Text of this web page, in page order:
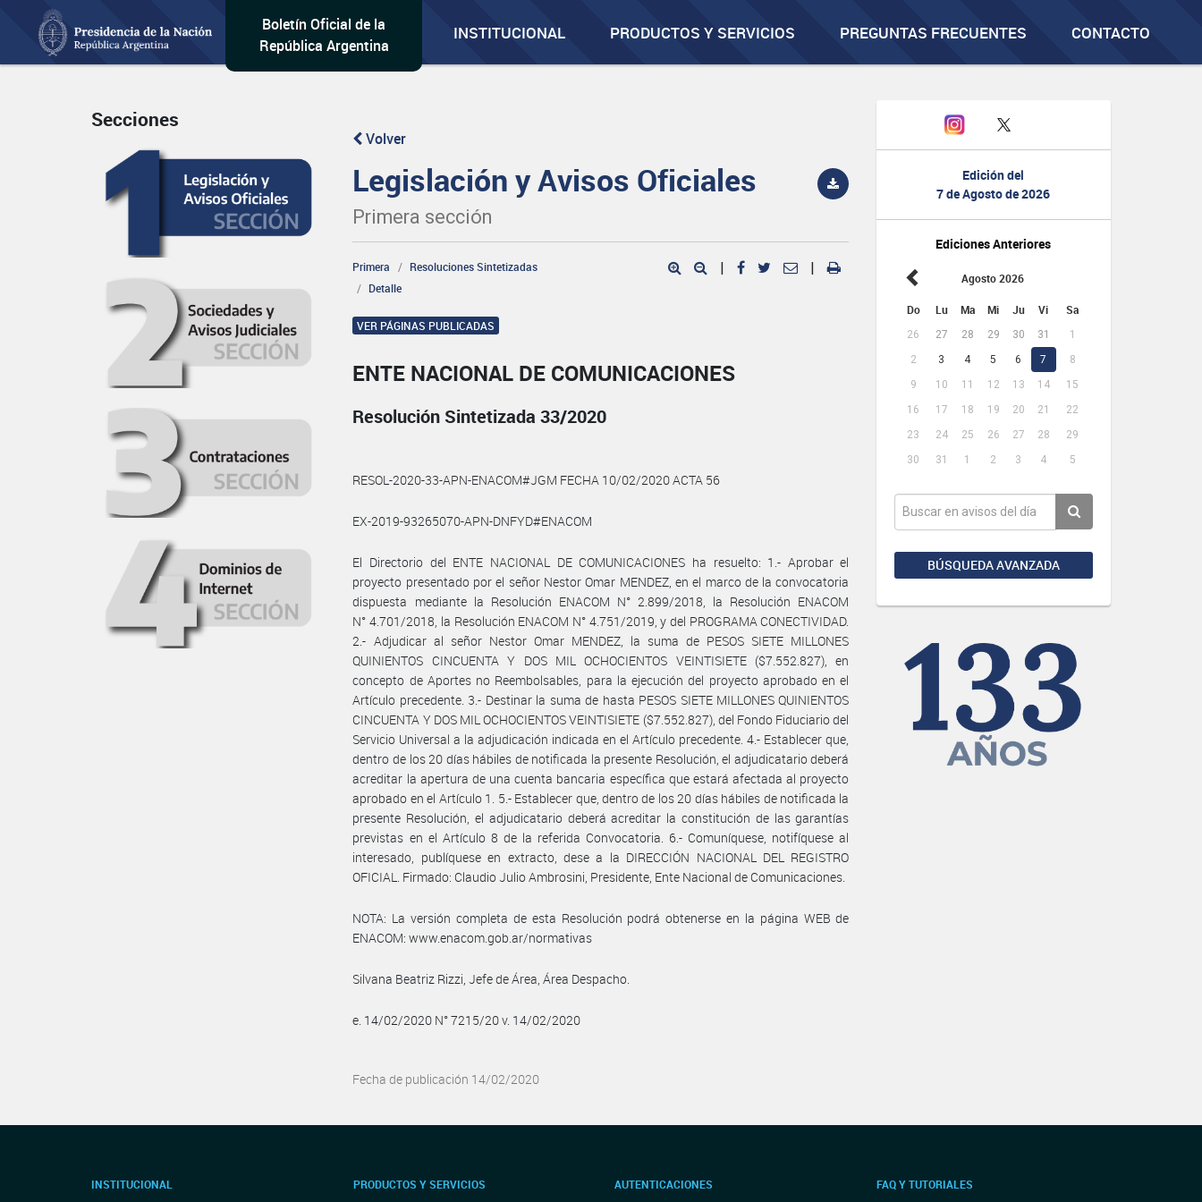
Boletín Oficial de la
República Argentina
INSTITUCIONAL PRODUCTOS Y SERVICIOS PREGUNTAS FRECUENTES CONTACTO
Edición del
7 de Agosto de 2026
Ediciones Anteriores
Agosto 2026
Do Lu Ma Mi Ju Vi Sa
26 27 28 29 30 31
1
2
3 4 5 6 7
8
9
10 11 12 13 14
15
16
17 18 19 20 21
22
23
24 25 26 27 28
29
30
31 1 2 3 4 5
BÚSQUEDA AVANZADA
Secciones
Volver
Legislación y Avisos Oficiales
Primera sección
Primera
Resoluciones Sintetizadas
Detalle
| |
VER PÁGINAS PUBLICADAS
ENTE NACIONAL DE COMUNICACIONES
Resolución Sintetizada 33/2020
RESOL-2020-33-APN-ENACOM#JGM FECHA 10/02/2020 ACTA 56
EX-2019-93265070-APN-DNFYD#ENACOM
El Directorio del ENTE NACIONAL DE COMUNICACIONES ha resuelto: 1.- Aprobar el
proyecto presentado por el señor Nestor Omar MENDEZ, en el marco de la convocatoria
dispuesta mediante la Resolución ENACOM N° 2.899/2018, la Resolución ENACOM
N° 4.701/2018, la Resolución ENACOM N° 4.751/2019, y del PROGRAMA CONECTIVIDAD.
2.- Adjudicar al señor Nestor Omar MENDEZ, la suma de PESOS SIETE MILLONES
QUINIENTOS CINCUENTA Y DOS MIL OCHOCIENTOS VEINTISIETE ($7.552.827), en
concepto de Aportes no Reembolsables, para la ejecución del proyecto aprobado en el
Artículo precedente. 3.- Destinar la suma de hasta PESOS SIETE MILLONES QUINIENTOS
CINCUENTA Y DOS MIL OCHOCIENTOS VEINTISIETE ($7.552.827), del Fondo Fiduciario del
Servicio Universal a la adjudicación indicada en el Artículo precedente. 4.- Establecer que,
dentro de los 20 días hábiles de notificada la presente Resolución, el adjudicatario deberá
acreditar la apertura de una cuenta bancaria específica que estará afectada al proyecto
aprobado en el Artículo 1. 5.- Establecer que, dentro de los 20 días hábiles de notificada la
presente Resolución, el adjudicatario deberá acreditar la constitución de las garantías
previstas en el Artículo 8 de la referida Convocatoria. 6.- Comuníquese, notifíquese al
interesado, publíquese en extracto, dese a la DIRECCIÓN NACIONAL DEL REGISTRO
OFICIAL. Firmado: Claudio Julio Ambrosini, Presidente, Ente Nacional de Comunicaciones.
NOTA: La versión completa de esta Resolución podrá obtenerse en la página WEB de
ENACOM: www.enacom.gob.ar/normativas
Silvana Beatriz Rizzi, Jefe de Área, Área Despacho.
e. 14/02/2020 N° 7215/20 v. 14/02/2020
Fecha de publicación 14/02/2020
INSTITUCIONAL PRODUCTOS Y SERVICIOS AUTENTICACIONES FAQ Y TUTORIALES